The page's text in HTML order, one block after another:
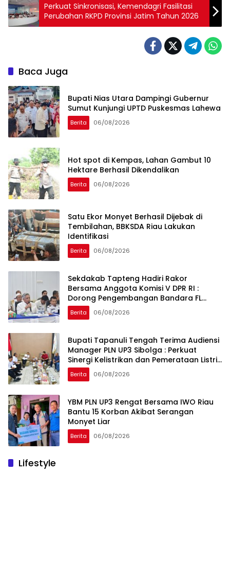
Perkuat Sinkronisasi, Kemendagri Fasilitasi
Perubahan RKPD Provinsi Jatim Tahun 2026
Baca Juga
Bupati Nias Utara Dampingi Gubernur
Sumut Kunjungi UPTD Puskesmas Lahewa
Berita 06/08/2026
Hot spot di Kempas, Lahan Gambut 10
Hektare Berhasil Dikendalikan
Berita 06/08/2026
Satu Ekor Monyet Berhasil Dijebak di
Tembilahan, BBKSDA Riau Lakukan
Identifikasi
Berita 06/08/2026
Sekdakab Tapteng Hadiri Rakor
Bersama Anggota Komisi V DPR RI :
Dorong Pengembangan Bandara FL
Tobing dan Pelabuhan Sibolga
Berita 06/08/2026
Bupati Tapanuli Tengah Terima Audiensi
Manager PLN UP3 Sibolga : Perkuat
Sinergi Kelistrikan dan Pemerataan Listrik
Desa
Berita 06/08/2026
YBM PLN UP3 Rengat Bersama IWO Riau
Bantu 15 Korban Akibat Serangan
Monyet Liar
Berita 06/08/2026
Lifestyle